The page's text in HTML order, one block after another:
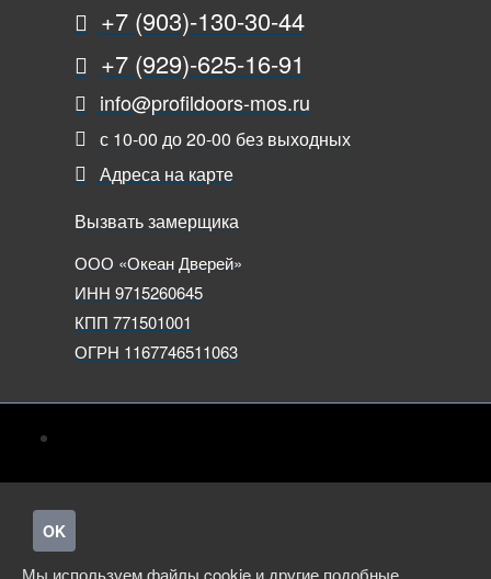
+7 (903)-130-30-44
+7 (929)-625-16-91
info@profildoors-mos.ru
с 10-00 до 20-00 без выходных
Адреса на карте
Вызвать замерщика
ООО «Океан Дверей»
ИНН 9715260645
КПП 771501001
ОГРН 1167746511063
OK
Мы используем файлы cookie и другие подобные